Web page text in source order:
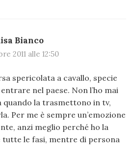
Bianco
2011 alle 12:50
spericolata a cavallo, specie
nel paese. Non l’ho mai
quando la trasmettono in tv,
Per me è sempre un’emozione
anzi meglio perché ho la
tutte le fasi, mentre di persona